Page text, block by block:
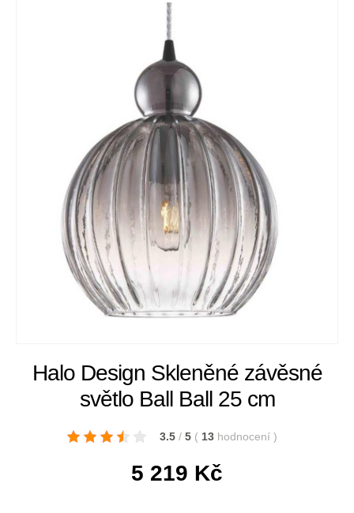
Halo Design Skleněné závěsné
světlo Ball Ball 25 cm
3.5 / 5 ( 13 hodnocení )
5 219 Kč